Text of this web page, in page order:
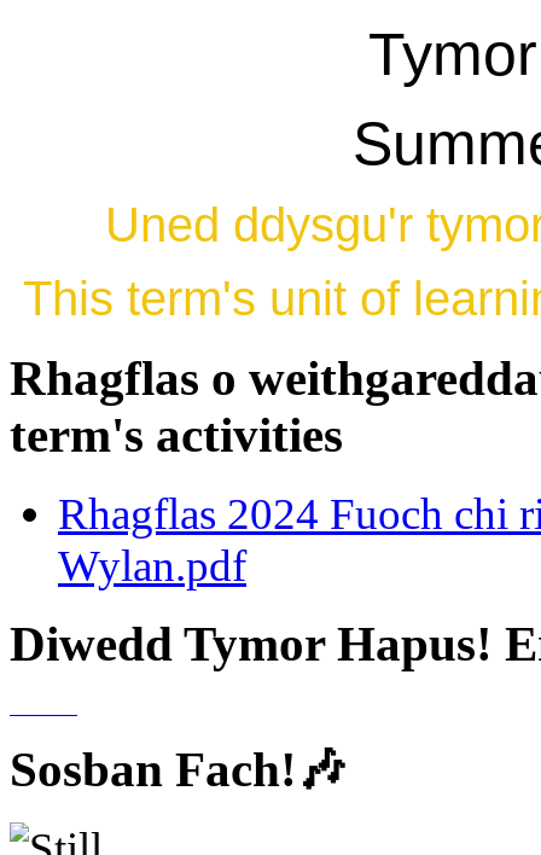
Uned ddysgu'r
This term's unit of
Rhagflas o
term's activities
Rhagflas 2024 Fuoch chi
Wylan.pdf
Diwedd Tymor Hapus!
Sosban Fach!🎶